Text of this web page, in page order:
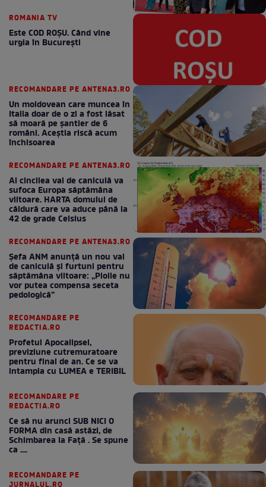
ROMANIA TV
Este COD ROŞU. Când vine
urgia în Bucureşti
RECOMANDARE PE ANTENA3.RO
Un moldovean care muncea în
Italia doar de o zi a fost lăsat
să moară pe şantier de 6
români. Aceștia riscă acum
închisoarea
RECOMANDARE PE ANTENA3.RO
Al cincilea val de caniculă va
sufoca Europa săptămâna
viitoare. HARTA domului de
căldură care va aduce până la
42 de grade Celsius
RECOMANDARE PE ANTENA3.RO
Șefa ANM anunță un nou val
de caniculă și furtuni pentru
săptămâna viitoare: „Ploile nu
vor putea compensa seceta
pedologică”
RECOMANDARE PE
REDACTIA.RO
Profetul Apocalipsei,
previziune cutremuratoare
pentru final de an. Ce se va
intampla cu LUMEA e TERIBIL
RECOMANDARE PE
REDACTIA.RO
Ce să nu arunci SUB NICI O
FORMA din casă astăzi, de
Schimbarea la Față . Se spune
ca ....
RECOMANDARE PE